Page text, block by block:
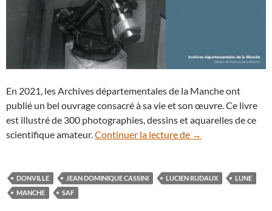
En 2021, les Archives départementales de la Manche ont
publié un bel ouvrage consacré à sa vie et son œuvre. Ce livre
est illustré de 300 photographies, dessins et aquarelles de ce
scientifique amateur.Continuer la lecture de La Lune en
→
DONVILLE JEAN DOMINIQUE CASSINI LUCIEN RUDAUX
LUNE
MANCHE
SAF